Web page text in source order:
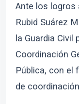
Ante los logros
Rubid Suárez
la Guardia Civil
Coordinación
Pública, con el
de